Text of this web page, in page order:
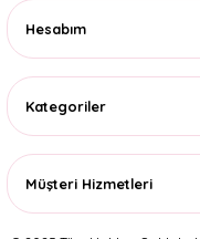
Hesabım
Kategoriler
Müşteri Hizmetleri